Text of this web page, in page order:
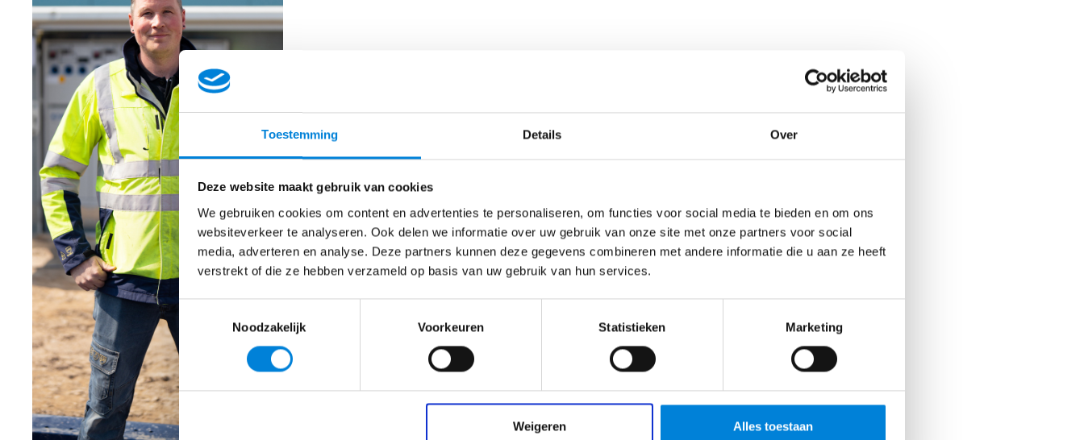
Toestemming Details Over
Deze website maakt gebruik van cookies
We gebruiken cookies om content en advertenties te personaliseren, om functies voor social media te bieden en om ons
websiteverkeer te analyseren. Ook delen we informatie over uw gebruik van onze site met onze partners voor social
media, adverteren en analyse. Deze partners kunnen deze gegevens combineren met andere informatie die u aan ze heeft
verstrekt of die ze hebben verzameld op basis van uw gebruik van hun services.
Noodzakelijk
Voorkeuren Statistieken Marketing
Weigeren Alles toestaan